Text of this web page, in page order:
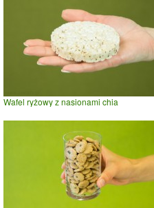
Wafel ryżowy z nasionami chia